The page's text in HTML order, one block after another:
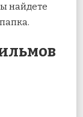
найдете